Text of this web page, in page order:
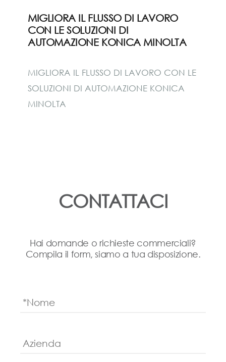
MIGLIORA IL FLUSSO DI LAVORO
CON LE SOLUZIONI DI
AUTOMAZIONE KONICA MINOLTA
MIGLIORA IL FLUSSO DI LAVORO CON LE
SOLUZIONI DI AUTOMAZIONE KONICA
MINOLTA
CONTATTACI
Hai domande o richieste commerciali?
Compila il form, siamo a tua disposizione.